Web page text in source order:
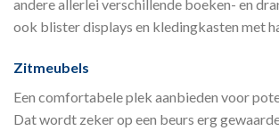
andere allerlei verschillende boeken- en
ook blister displays en kledingkasten met
Zitmeubels
Een comfortabele plek aanbieden voor
Dat wordt zeker op een beurs erg